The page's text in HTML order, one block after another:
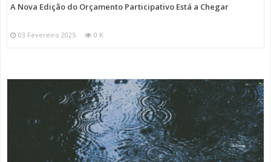
A Nova Edição do Orçamento Participativo Está a Chegar
03 Fevereiro 2025 0 K